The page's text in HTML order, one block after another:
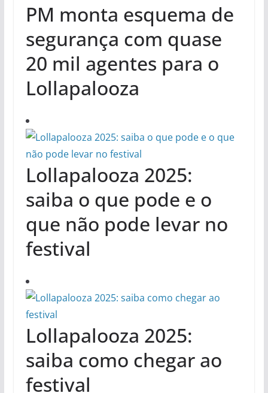
PM monta esquema de
segurança com quase
20 mil agentes para o
Lollapalooza
Lollapalooza 2025:
saiba o que pode e o
que não pode levar no
festival
Lollapalooza 2025:
saiba como chegar ao
festival